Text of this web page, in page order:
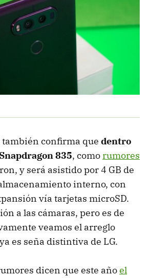
confirma que dentro
835, comorumores
y será asistido por 4 GB de
interno, con
vía tarjetas microSD.
a las cámaras, pero es de
veamos el arreglo
es seña distintiva de LG.
dicen que este añoel